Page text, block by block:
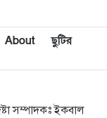
কি সত্যিই জিরো?
অভিযোগ বার্তা’র
About
ছুটির
সম্পাদকঃ ইকবাল